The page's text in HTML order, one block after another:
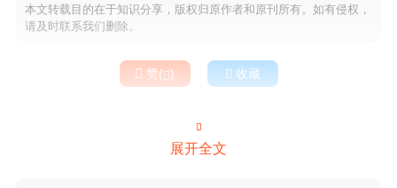
本文转载目的在于知识分享，版权归原作者和原刊所有。如有侵权，
请及时联系我们删除。
 赞()  收藏

展开全文